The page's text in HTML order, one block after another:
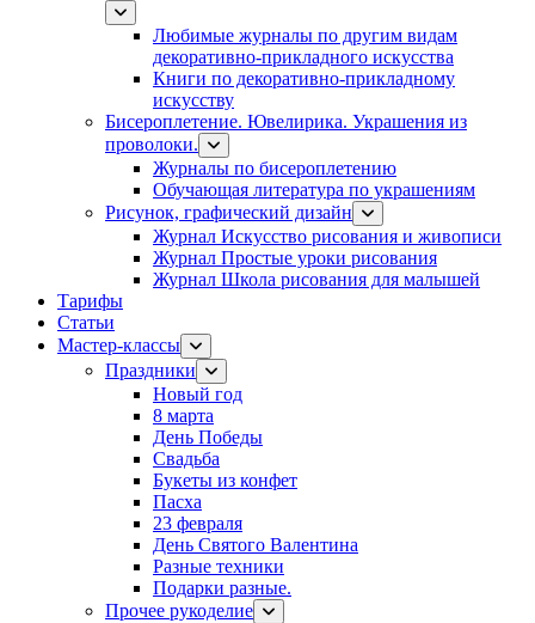
Любимые журналы по другим видам
декоративно-прикладного искусства
Книги по декоративно-прикладному
искусству
Бисероплетение. Ювелирика. Украшения из
проволоки.
Журналы по бисероплетению
Обучающая литература по украшениям
Рисунок, графический дизайн
Журнал Искусство рисования и живописи
Журнал Простые уроки рисования
Журнал Школа рисования для малышей
Тарифы
Статьи
Мастер-классы
Праздники
Новый год
8 марта
День Победы
Свадьба
Букеты из конфет
Пасха
23 февраля
День Святого Валентина
Разные техники
Подарки разные.
Прочее рукоделие